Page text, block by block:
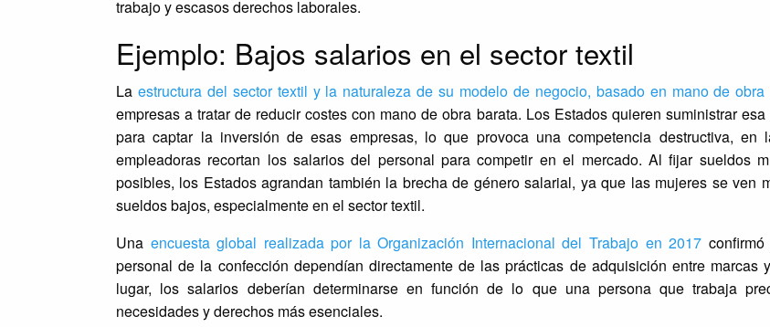
trabajo y escasos derechos laborales.
Ejemplo: Bajos salarios en el sector textil
La estructura del sector textil y la naturaleza de su modelo de negocio, basado en mano de obra
empresas a tratar de reducir costes con mano de obra barata. Los Estados quieren suministrar
para captar la inversión de esas empresas, lo que provoca una competencia destructiva, en
empleadoras recortan los salarios del personal para competir en el mercado. Al fijar sueldos
posibles, los Estados agrandan también la brecha de género salarial, ya que las mujeres se ven
sueldos bajos, especialmente en el sector textil.
Una encuesta global realizada por la Organización Internacional del Trabajo en 2017
personal de la confección dependían directamente de las prácticas de adquisición entre marcas
lugar, los salarios deberían determinarse en función de lo que una persona que trabaja
necesidades y derechos más esenciales.